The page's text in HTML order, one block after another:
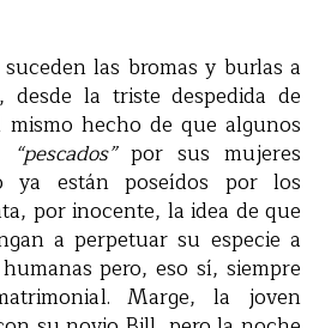
las bromas y burlas a
desde la triste despedida de
hecho de que algunos
“pescados”por sus mujeres
ya están poseídos por los
por inocente, la idea de que
a perpetuar su especie a
pero, eso sí, siempre
Marge, la joven